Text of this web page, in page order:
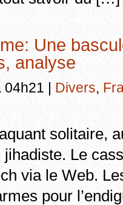
Une
analyse
04h21 | Divers,
solitaire,
Le
via le Web.
pour